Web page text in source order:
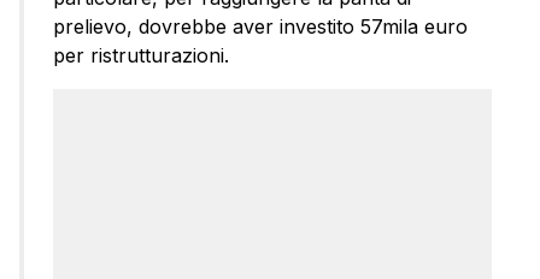
prelievo, dovrebbe aver investito 57mila euro
per ristrutturazioni.